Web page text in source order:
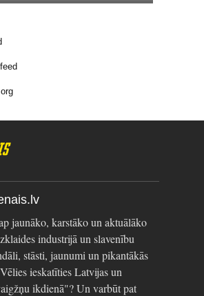
jaunāko, karstāko un aktuālāko
industrijā un slavenību
stāsti, jaunumi un pikantākās
ieskatīties Latvijas un
ikdienā"? Un varbūt pat